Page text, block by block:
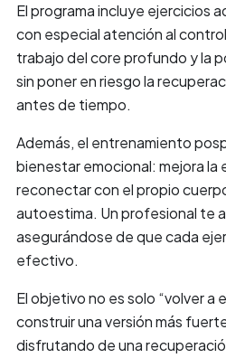
El programa incluye ejercicios
con especial atención al
trabajo del core profundo y la
sin poner en riesgo la
antes de tiempo.
Además, el entrenamiento
bienestar emocional: mejora la
reconectar con el propio
autoestima. Un profesional te
asegurándose de que cada
efectivo.
El objetivo no es solo “volver a
construir una versión más
disfrutando de una